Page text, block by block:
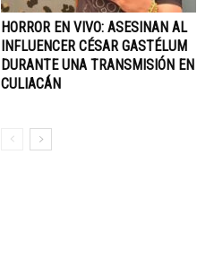
HORROR EN VIVO: ASESINAN AL
INFLUENCER CÉSAR GASTÉLUM
DURANTE UNA TRANSMISIÓN EN
CULIACÁN